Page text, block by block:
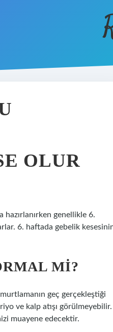
OLUR
genellikle 6.
6. haftada gebelik
MI?
geç gerçekleştiği
ve kalp atışı görülmeyebilir.
muayene edecektir.